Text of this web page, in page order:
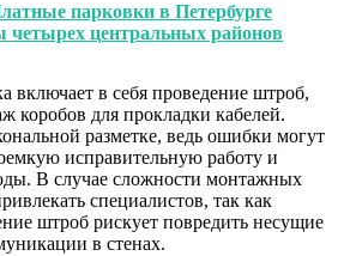
парковки в Петербурге
четырех центральных районов
включает в себя проведение штроб,
коробов для прокладки кабелей.
разметке, ведь ошибки могут
исправительную работу и
В случае сложности монтажных
специалистов, так как
штроб рискует повредить несущие
в стенах.